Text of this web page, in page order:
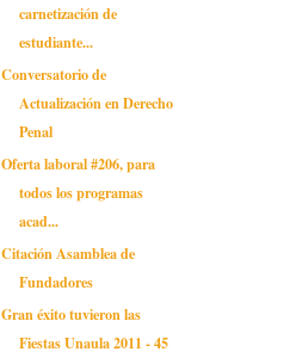
carnetización de
estudiante...
Conversatorio de
Actualización en Derecho
Penal
Oferta laboral #206, para
todos los programas
acad...
Citación Asamblea de
Fundadores
Gran éxito tuvieron las
Fiestas Unaula 2011 - 45